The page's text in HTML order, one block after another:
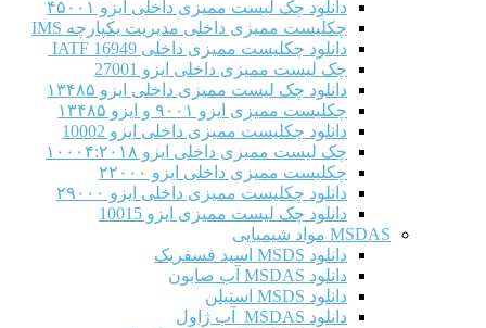
دانلود چک لیست ممیزی داخلی ایزو ۴۵۰۰۱
چکلیست ممیزی داخلی مدیریت یکپارچه IMS
دانلود چکلیست ممیزی داخلی IATF 16949
چک لیست ممیزی داخلی ایزو 27001
دانلود چک لیست ممیزی داخلی ایزو ۱۳۴۸۵
چکلیست ممیزی ایزو ۹۰۰۱ و ایزو ۱۳۴۸۵
دانلود چکلیست ممیزی داخلی ایزو 10002
چک لیست ممیزی داخلی ایزو ۱۰۰۰۴:۲۰۱۸
چکلیست ممیزی داخلی ایزو ۲۲۰۰۰
دانلود چکلیست ممیزی داخلی ایزو ۲۹۰۰۰
دانلود چک لیست ممیزی ایزو 10015
MSDAS مواد شیمیایی
دانلود MSDS اسید فسفریک
دانلود MSDAS آب صابون
دانلود MSDS استیلن
دانلود MSDAS آب ژاول